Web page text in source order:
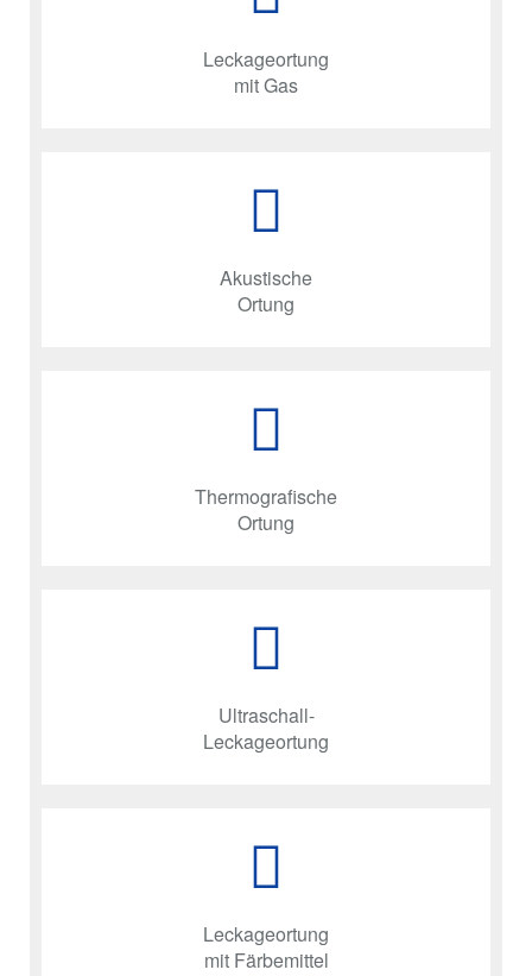
Leckageortung
mit Gas
Akustische
Ortung
Thermografische
Ortung
Ultraschall-
Leckageortung
Leckageortung
mit Färbemittel